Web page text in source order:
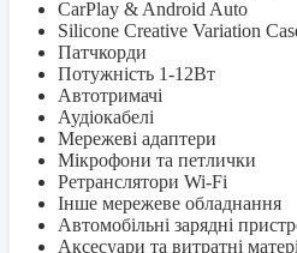
CarPlay & Android Auto
Silicone Creative Variation
Патчкорди
Потужність 1-12Вт
Автотримачі
Аудіокабелі
Мережеві адаптери
Мікрофони та петлички
Ретранслятори Wi-Fi
Інше мережеве обладнання
Автомобільні зарядні
Аксесуари та витратні